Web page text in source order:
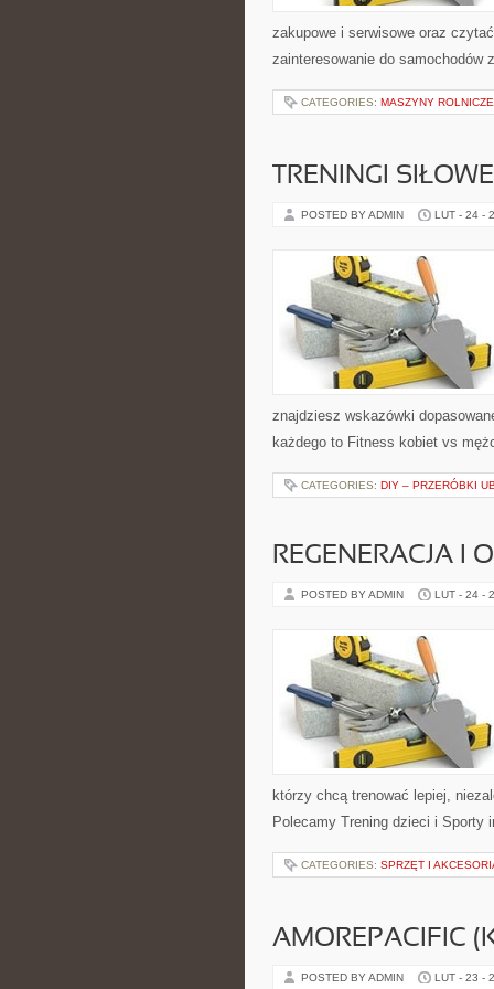
zakupowe i serwisowe oraz
zainteresowanie do
CATEGORIES: MASZYNY ROLNICZE
TRENINGI SIŁOWE
POSTED BY ADMIN LUT - 24 -
znajdziesz wskazówki
każdego to Fitness kobiet vs
CATEGORIES: DIY – PRZERÓBKI
REGENERACJA I
POSTED BY ADMIN LUT - 24 -
którzy chcą trenować lepiej,
Polecamy Trening dzieci i
CATEGORIES: SPRZĘT I
AMOREPACIFIC
POSTED BY ADMIN LUT - 23 -